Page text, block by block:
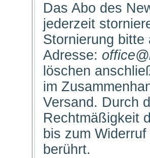
Das Abo des
jederzeit
Stornierung bitte
Adresse:
löschen
im
Versand. Durch
Rechtmäßigkeit
bis zum
berührt.